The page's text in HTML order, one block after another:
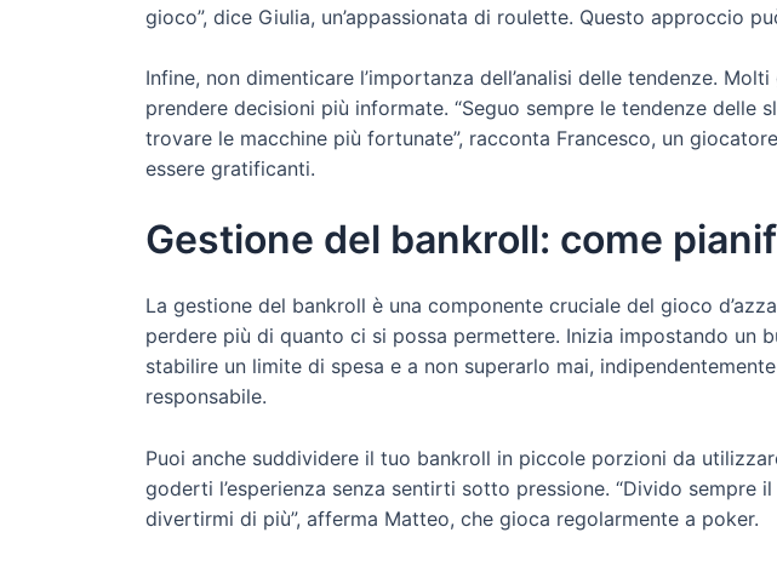
gioco”, dice Giulia, un’appassionata di roulette. Questo approccio
Infine, non dimenticare l’importanza dell’analisi delle tendenze.
prendere decisioni più informate. “Seguo sempre le tendenze
trovare le macchine più fortunate”, racconta Francesco, un
essere gratificanti.
Gestione del bankroll: come
La gestione del bankroll è una componente cruciale del gioco
perdere più di quanto ci si possa permettere. Inizia impostando un
stabilire un limite di spesa e a non superarlo mai,
responsabile.
Puoi anche suddividere il tuo bankroll in piccole porzioni da
goderti l’esperienza senza sentirti sotto pressione. “Divido
divertirmi di più”, afferma Matteo, che gioca regolarmente a poker.